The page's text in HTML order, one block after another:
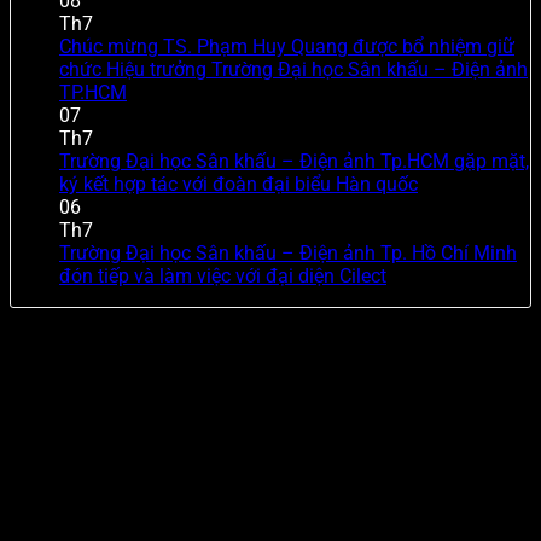
Th7
Chúc mừng TS. Phạm Huy Quang được bổ nhiệm giữ
chức Hiệu trưởng Trường Đại học Sân khấu – Điện ảnh
TP.HCM
07
Th7
Trường Đại học Sân khấu – Điện ảnh Tp.HCM gặp mặt,
ký kết hợp tác với đoàn đại biểu Hàn quốc
06
Th7
Trường Đại học Sân khấu – Điện ảnh Tp. Hồ Chí Minh
đón tiếp và làm việc với đại diện Cilect